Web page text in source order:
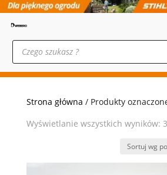
Wyszukiwarka
produktów
Strona główna / Produkty
Wyświetlanie wszystkich wyników: 3